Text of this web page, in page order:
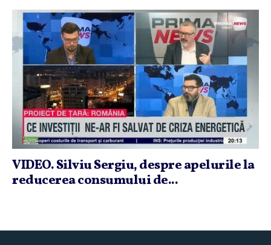
VIDEO. Silviu Sergiu, despre apelurile la
reducerea consumului de...